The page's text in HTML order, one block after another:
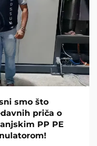
smo što
priča o
PP PE